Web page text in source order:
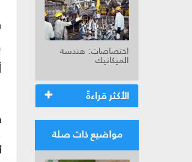
اختصاصات: هندسة
الميكانيك
الأكثر قراءةً
مواضيع ذات صلة